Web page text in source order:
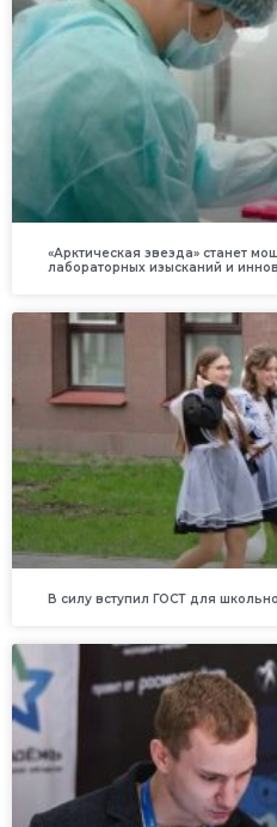
«Арктическая звезда» станет
лабораторных изысканий и
В силу вступил ГОСТ для